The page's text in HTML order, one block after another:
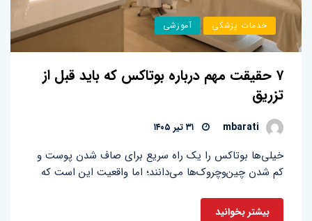
خدمات پزشکی آموزشی
۷ حقیقت مهم درباره بوتاکس که باید قبل از
تزریق
mbarati
خیلی‌ها بوتاکس را یک راه سریع برای صاف شدن پوست و
کم شدن چین‌وچروک‌ها می‌دانند؛ اما واقعیت این است که
بیشتر بخوانید